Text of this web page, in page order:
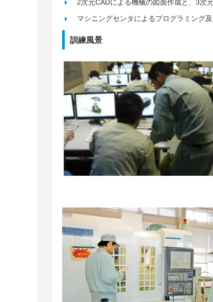
2次元CADによる機械の図面作成と、3次
マシニングセンタによるプログラミング
訓練風景